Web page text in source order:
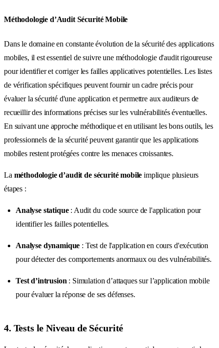
Méthodologie d’Audit Sécurité Mobile
Dans le domaine en constante évolution de la sécurité des applications
mobiles, il est essentiel de suivre une méthodologie d'audit rigoureuse
pour identifier et corriger les failles applicatives potentielles. Les listes
de vérification spécifiques peuvent fournir un cadre précis pour
évaluer la sécurité d'une application et permettre aux auditeurs de
recueillir des informations précises sur les vulnérabilités éventuelles.
En suivant une approche méthodique et en utilisant les bons outils, les
professionnels de la sécurité peuvent garantir que les applications
mobiles restent protégées contre les menaces croissantes.
La méthodologie d’audit de sécurité mobile implique plusieurs
étapes :
Analyse statique: Audit du code source de l'application pour
identifier les failles potentielles.
Analyse dynamique : Test de l'application en cours d'exécution
pour détecter des comportements anormaux ou des vulnérabilités.
Test d’intrusion : Simulation d’attaques sur l’application mobile
pour évaluer la réponse de ses défenses.
4. Tests le Niveau de Sécurité